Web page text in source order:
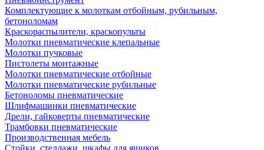
Комплектующие к молоткам отбойным, рубильным,
бетоноломам
Краскораспылители, краскопульты
Молотки пневматические клепальные
Молотки пучковые
Пистолеты монтажные
Молотки пневматические отбойные
Молотки пневматические рубильные
Бетоноломы пневматические
Шлифмашинки пневматические
Дрели, гайковерты пневматические
Трамбовки пневматические
Производственная мебель
Стойки, стеллажи, шкафы для ящиков